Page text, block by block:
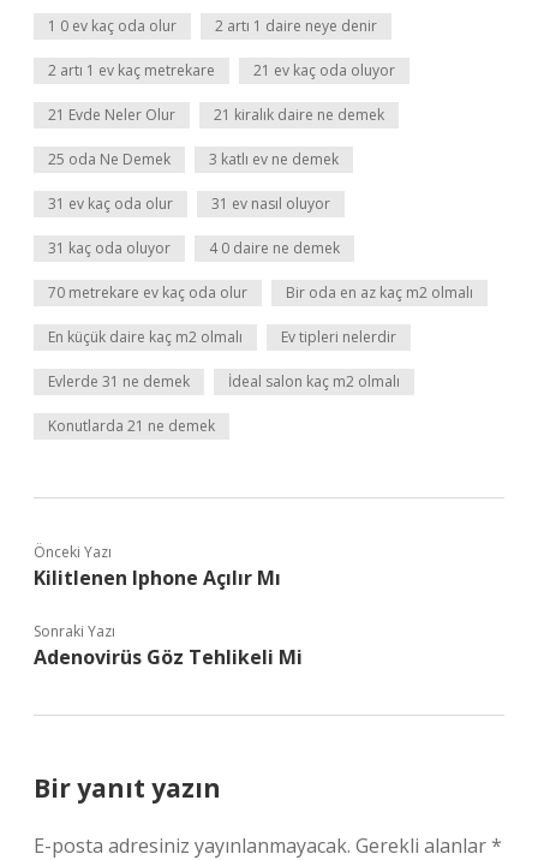
1 0 ev kaç oda olur 2 artı 1 daire neye denir
2 artı 1 ev kaç metrekare 21 ev kaç oda oluyor
21 Evde Neler Olur 21 kiralık daire ne demek
25 oda Ne Demek 3 katlı ev ne demek
31 ev kaç oda olur 31 ev nasıl oluyor
31 kaç oda oluyor 4 0 daire ne demek
70 metrekare ev kaç oda olur Bir oda en az kaç m2 olmalı
En küçük daire kaç m2 olmalı Ev tipleri nelerdir
Evlerde 31 ne demek İdeal salon kaç m2 olmalı
Konutlarda 21 ne demek
Önceki Yazı
Kilitlenen Iphone Açılır Mı
Sonraki Yazı
Adenovirüs Göz Tehlikeli Mi
Bir yanıt yazın
E-posta adresiniz yayınlanmayacak. Gerekli alanlar*